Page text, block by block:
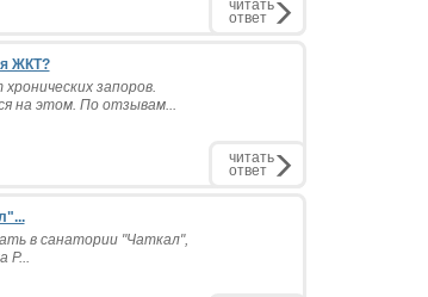
читать
ответ
ЖКТ?
запоров.
на этом. По отзывам...
читать
ответ
в санатории "Чаткал",
Р...